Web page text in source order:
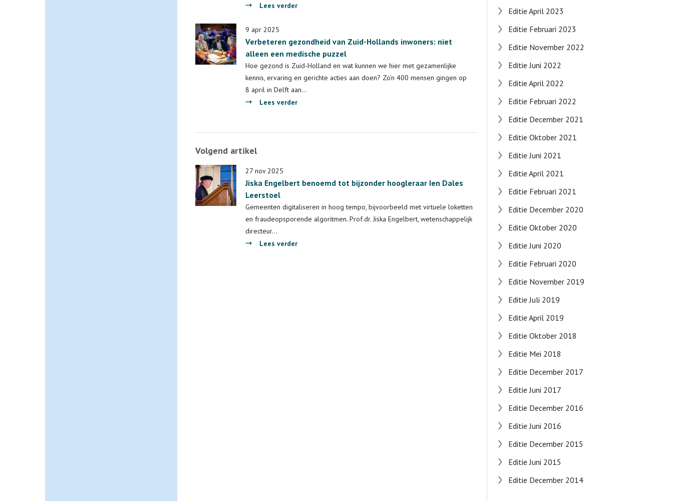
Lees verder
de
Delta:
gezondheidsverschillen
in
Zuid-
9 apr 2025
Verbeteren gezondheid van Zuid-Hollands inwoners: niet
alleen een medische puzzel
Hoe gezond is Zuid-Holland en wat kunnen we hier met gezamenlijke
kennis, ervaring en gerichte acties aan doen? Zo’n 400 mensen gingen op
8 april in Delft aan…
Lees verder
niet
een
medische
Volgend artikel
27 nov 2025
Jiska Engelbert benoemd tot bijzonder hoogleraar Ien Dales
Leerstoel
Gemeenten digitaliseren in hoog tempo, bijvoorbeeld met virtuele loketten
en fraudeopsporende algoritmen. Prof.dr. Jiska Engelbert, wetenschappelijk
directeur…
Lees verder
Editie April 2023
Editie Februari 2023
Editie November 2022
Editie Juni 2022
Editie April 2022
Editie Februari 2022
Editie December 2021
Editie Oktober 2021
Editie Juni 2021
Editie April 2021
Editie Februari 2021
Editie December 2020
Editie Oktober 2020
Editie Juni 2020
Editie Februari 2020
Editie November 2019
Editie Juli 2019
Editie April 2019
Editie Oktober 2018
Editie Mei 2018
Editie December 2017
Editie Juni 2017
Editie December 2016
Editie Juni 2016
Editie December 2015
Editie Juni 2015
Editie December 2014